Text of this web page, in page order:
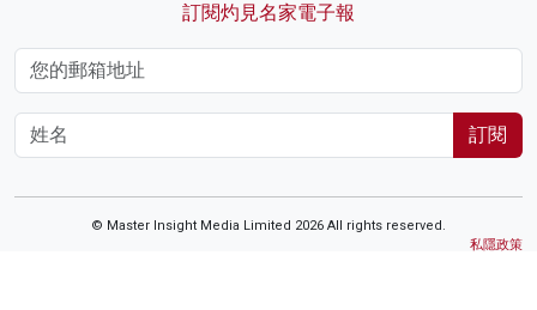
訂閱灼見名家電子報
訂閱
© Master Insight Media Limited 2026 All rights reserved.
私隱政策